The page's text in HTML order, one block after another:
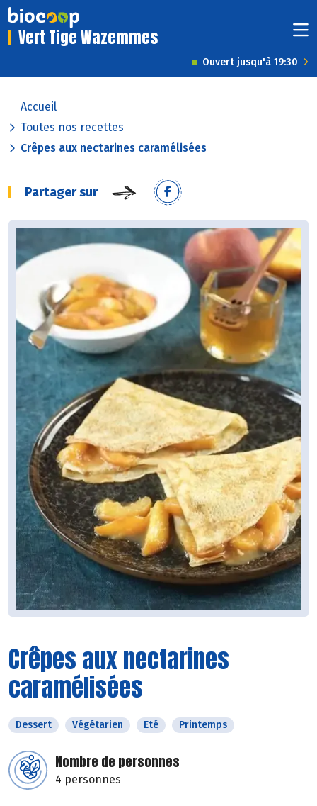
Vert Tige Wazemmes
Ouvert jusqu'à 19:30
Accueil
Toutes nos recettes
Crêpes aux nectarines caramélisées
Partager sur
Crêpes aux nectarines
caramélisées
Dessert Végétarien Eté Printemps
Nombre de personnes
4 personnes